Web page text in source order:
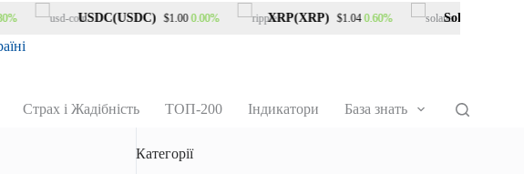
USDC(USDC) $1.00 0.00% XRP(XRP) $1.04 0.60% Solana(SOL)
Страх і Жадібність ТОП-200 Індикатори База знать
Категорії